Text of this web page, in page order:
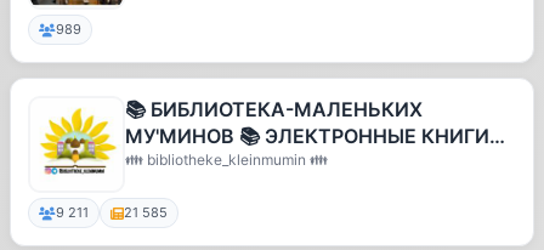
989
📚 БИБЛИОТЕКА-МАЛЕНЬКИХ
МУ'МИНОВ 📚 ЭЛЕКТРОННЫЕ КНИГИ
ДЛЯ ЮННЫХ МУСЛИМО 📚
👪 bibliotheke_kleinmumin 👪
9 211 21 585